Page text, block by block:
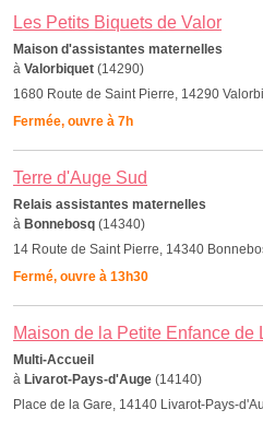
Les Petits Biquets de Valor
Maison d'assistantes maternelles
à Valorbiquet (14290)
1680 Route de Saint Pierre, 14290
Fermée, ouvre à 7h
Terre d'Auge Sud
Relais assistantes maternelles
à Bonnebosq (14340)
14 Route de Saint Pierre, 14340
Fermé, ouvre à 13h30
Maison de la Petite Enfance de
Multi-Accueil
à Livarot-Pays-d'Auge (14140)
Place de la Gare, 14140 Livarot-Pays-